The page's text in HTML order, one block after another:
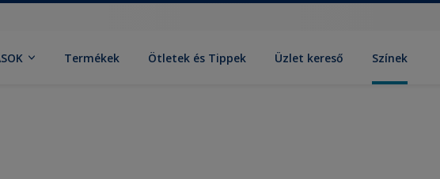
Termékek Ötletek és Tippek Üzlet kereső Színek